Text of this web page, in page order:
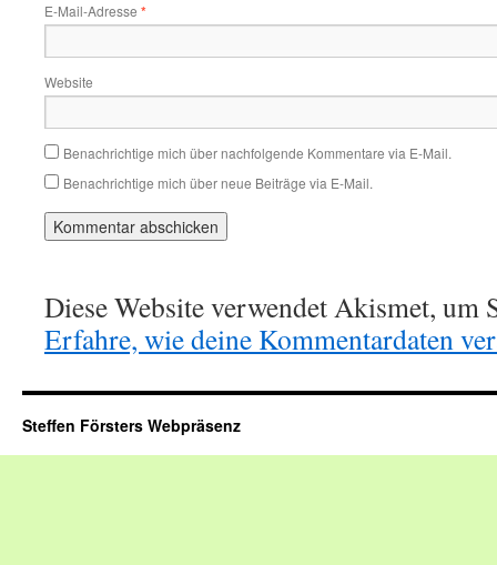
E-Mail-Adresse *
Website
Benachrichtige mich über nachfolgende Kommentare via E-Mail.
Benachrichtige mich über neue Beiträge via E-Mail.
Diese Website verwendet Akismet, um
Erfahre, wie deine Kommentardaten
Steffen Försters Webpräsenz